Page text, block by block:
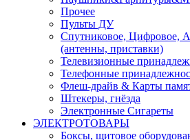
Прочее
Пульты ДУ
Спутниковое, Цифровое,
(антенны, приставки)
Телевизионные
Телефонные
Флеш-драйв & Карты
Штекеры, гнёзда
Электронные Сигареты
ЭЛЕКТРОТОВАРЫ
Боксы, щитовое